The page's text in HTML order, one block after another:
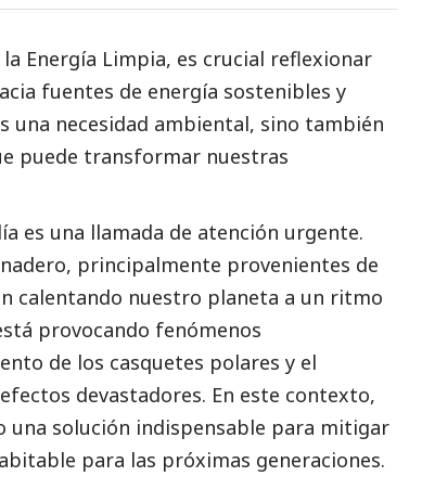
Energía Limpia, es crucial reflexionar
fuentes de energía sostenibles y
una necesidad ambiental, sino también
puede transformar nuestras
es una llamada de atención urgente.
principalmente provenientes de
calentando nuestro planeta a un ritmo
provocando fenómenos
de los casquetes polares y el
devastadores. En este contexto,
una solución indispensable para mitigar
para las próximas generaciones.